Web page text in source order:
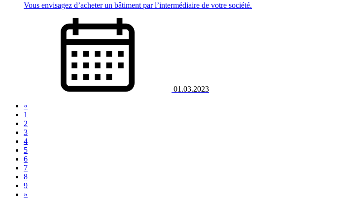
Vous envisagez d’acheter un bâtiment par l’intermédiaire de votre société.
01.03.2023
«
1
2
3
4
5
6(current)
7
8
9
»